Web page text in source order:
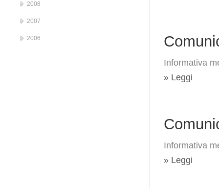
Informativa
» Leggi
Informativa
» Leggi
2008
2007
2006